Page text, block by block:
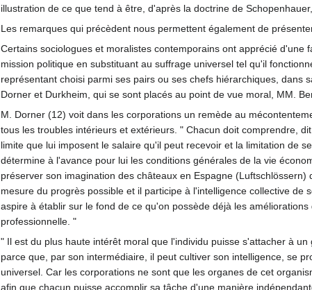
illustration de ce que tend à être, d'après la doctrine de
Les remarques qui précèdent nous permettent également de
Certains sociologues et moralistes contemporains ont apprécié
mission politique en substituant au suffrage universel tel qu'il
représentant choisi parmi ses pairs ou ses chefs hiérarchiques, dans
Dorner et Durkheim, qui se sont placés au point de vue moral, MM.
M. Dorner (12) voit dans les corporations un remède au
tous les troubles intérieurs et extérieurs. " Chacun doit comprendre,
limite que lui imposent le salaire qu'il peut recevoir et la limitation de
détermine à l'avance pour lui les conditions générales de la vie
préserver son imagination des châteaux en Espagne
mesure du progrès possible et il participe à l'intelligence collective
aspire à établir sur le fond de ce qu'on possède déjà les
professionnelle. "
" Il est du plus haute intérêt moral que l'individu puisse s'attacher à
parce que, par son intermédiaire, il peut cultiver son intelligence, se
universel. Car les corporations ne sont que les organes de cet
afin que chacun puisse accomplir sa tâche d'une manière